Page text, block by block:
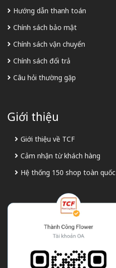
Hướng dẫn thanh toán
Chính sách bảo mật
Chính sách vận chuyển
Chính sách đổi trả
Câu hỏi thường gặp
Giới thiệu
Giới thiệu về TCF
Cảm nhận từ khách hàng
Hệ thống 150 shop toàn quốc